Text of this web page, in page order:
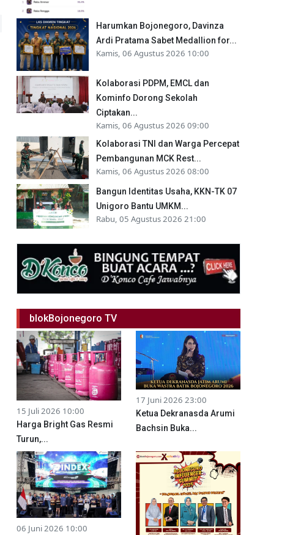
Harumkan Bojonegoro, Davinza
Ardi Pratama Sabet Medallion for...
Kamis, 06 Agustus 2026 10:00
Kolaborasi PDPM, EMCL dan
Kominfo Dorong Sekolah
Ciptakan...
Kamis, 06 Agustus 2026 09:00
Kolaborasi TNI dan Warga Percepat
Pembangunan MCK Rest...
Kamis, 06 Agustus 2026 08:00
Bangun Identitas Usaha, KKN-TK 07
Unigoro Bantu UMKM...
Rabu, 05 Agustus 2026 21:00
blokBojonegoro TV
15 Juli 2026 10:00
Harga Bright Gas Resmi
Turun,...
17 Juni 2026 23:00
Ketua Dekranasda Arumi
Bachsin Buka...
06 Juni 2026 10:00